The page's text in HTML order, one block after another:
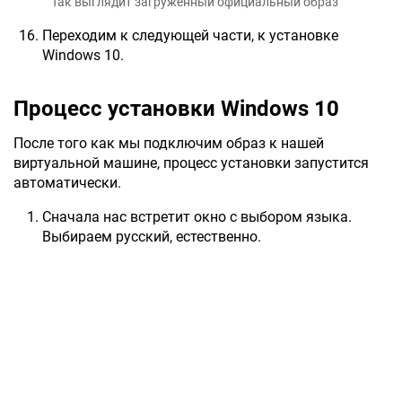
Переходим к следующей части, к установке
Windows 10.
Процесс установки Windows 10
После того как мы подключим образ к нашей
виртуальной машине, процесс установки запустится
автоматически.
Сначала нас встретит окно с выбором языка.
Выбираем русский, естественно.